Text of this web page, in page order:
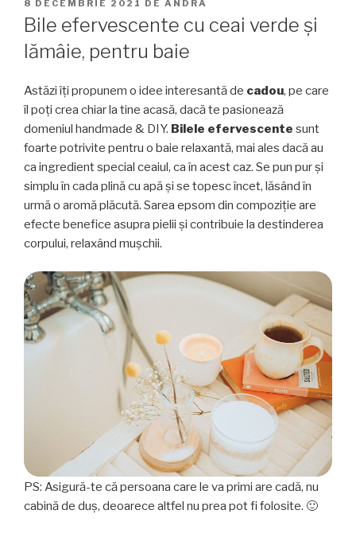
PE
8 DECEMBRIE 2021 DE ANDRA
Bile efervescente cu ceai verde și
lămâie, pentru baie
Astăzi îți propunem o idee interesantă de cadou, pe care
îl poți crea chiar la tine acasă, dacă te pasionează
domeniul handmade & DIY. Bilele efervescente sunt
foarte potrivite pentru o baie relaxantă, mai ales dacă au
ca ingredient special ceaiul, ca în acest caz. Se pun pur și
simplu în cada plină cu apă și se topesc încet, lăsând în
urmă o aromă plăcută. Sarea epsom din compoziție are
efecte benefice asupra pielii și contribuie la destinderea
corpului, relaxând mușchii.
PS: Asigură-te că persoana care le va primi are cadă, nu
cabină de duș, deoarece altfel nu prea pot fi folosite. 🙂